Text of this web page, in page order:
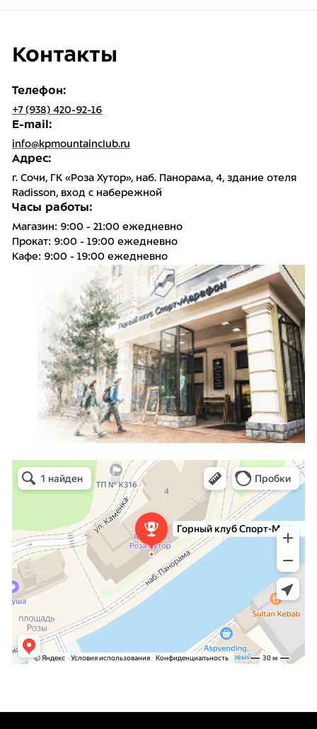
Контакты
Телефон:
+7 (938) 420-92-16
E-mail:
info@kpmountainclub.ru
Адрес:
г. Сочи, ГК «Роза Хутор», наб. Панорама, 4, здание отеля
Radisson, вход с набережной
Часы работы:
Магазин: 9:00 - 21:00 ежедневно
Прокат: 9:00 - 19:00 ежедневно
Кафе: 9:00 - 19:00 ежедневно
Горный клуб Спорт-Марафон
Горнолыжная школа в Сочи
Туристический клуб в Сочи